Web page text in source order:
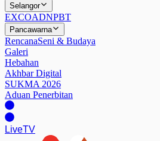
Selangor
EXCOADNPBT
Pancawarna
RencanaSeni & Budaya
Galeri
Hebahan
Akhbar Digital
SUKMA 2026
Aduan Penerbitan
LiveTV